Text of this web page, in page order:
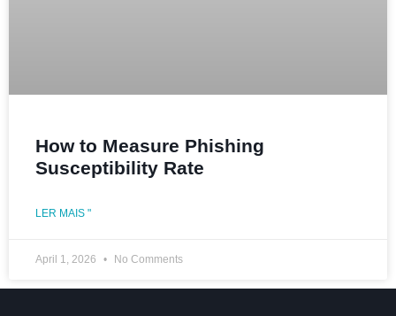
How to Measure Phishing
Susceptibility Rate
LER MAIS "
April 1, 2026 No Comments